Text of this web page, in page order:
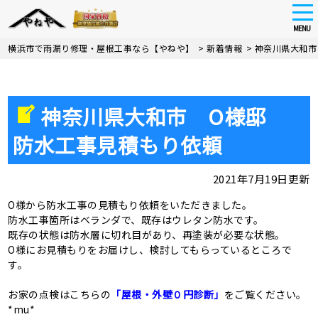
Skip
MENU
横浜市で雨漏り修理・屋根工事なら【やねや】 >新着情報 > 神奈川県大和
神奈川県大和市 O様邸
防水工事見積もり依頼
2021年7月19日更新
O様から防水工事の見積もり依頼をいただきました。
防水工事箇所はベランダで、既存はウレタン防水です。
既存の状態は防水層に切れ目があり、再塗装が必要な状態。
O様にお見積もりをお届けし、検討してもらっているところで
す。
お家の点検はこちらの 「屋根・外壁０円診断」 をご覧ください。
*mu*